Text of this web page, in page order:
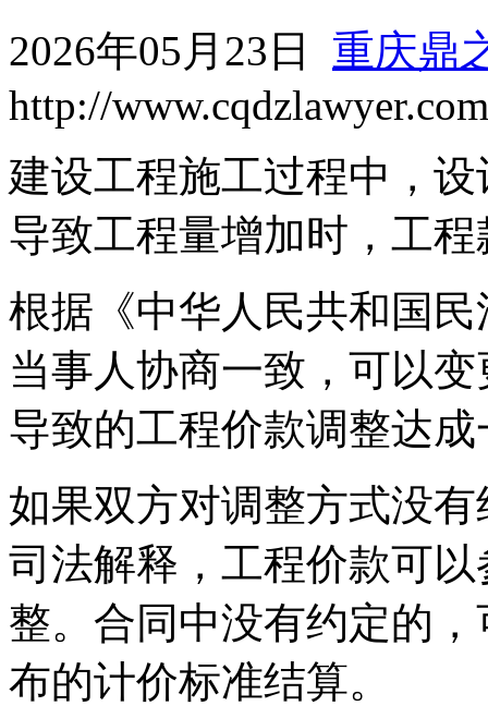
2026年05月23日 重庆鼎
http://www.cqdzlawyer.com
建设工程施工过程中，
导致工程量增加时，工
根据《中华人民共和国
当事人协商一致，可以
导致的工程价款调整达
如果双方对调整方式没
司法解释，工程价款可
整。合同中没有约定的
布的计价标准结算。